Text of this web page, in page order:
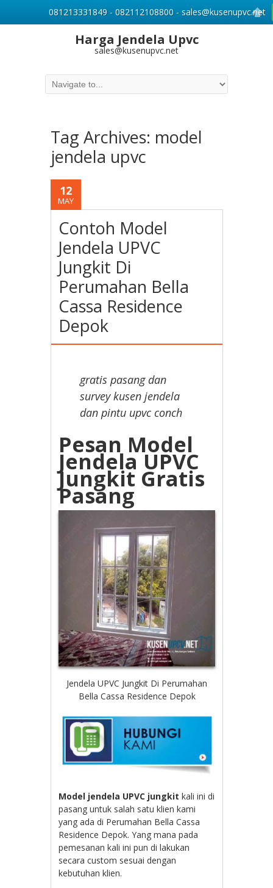
Harga Jendela Upvc
sales@kusenupvc.net
Tag Archives: model
jendela upvc
12
MAY
Contoh Model
Jendela UPVC
Jungkit Di
Perumahan Bella
Cassa Residence
Depok
gratis pasang dan
survey kusen jendela
dan pintu upvc conch
Pesan Model
Jendela UPVC
Jungkit Gratis
Pasang
Jendela UPVC Jungkit Di Perumahan
Bella Cassa Residence Depok
Model jendela UPVC jungkitkali ini di
pasang untuk salah satu klien kami
yang ada di Perumahan Bella Cassa
Residence Depok. Yang mana pada
pemesanan kali ini pun di lakukan
secara custom sesuai dengan
kebutuhan klien.
081213331849 - 082112108800 - sales@kusenupvc.net